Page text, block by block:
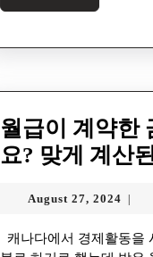
월급이 계약한
요? 맞게 계산
August 27, 2024 |
캐나다에서 경제활동을 시작하시는 학생분들이나 이민자분들께서 많이 주시는 질문입니다. 분명 xx